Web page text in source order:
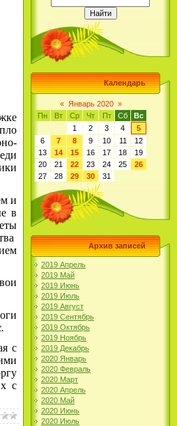
и
в
с
с
Календарь
« Январь 2020 »
Пн
Вт Ср Чт Пт Сб
Вс
1
2 3 4
5
6
7 8 9 10 11
12
13
14 15 16 17 18
19
20
21 22 23 24 25
26
27
28 29 30 31
Архив записей
2019 Апрель
2019 Май
2019 Июнь
2019 Июль
2019 Август
2019 Сентябрь
2019 Октябрь
2019 Ноябрь
2019 Декабрь
2020 Январь
2020 Февраль
2020 Март
2020 Апрель
2020 Май
2020 Июнь
2020 Июль